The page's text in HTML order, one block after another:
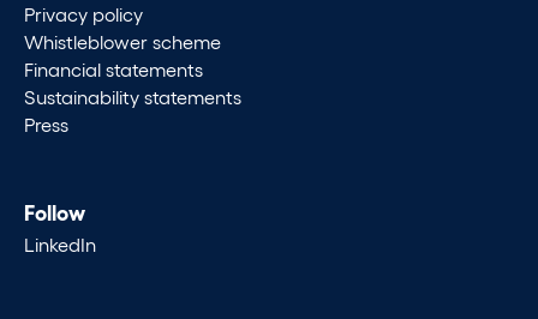
Privacy policy
Whistleblower scheme
Financial statements
Sustainability statements
Press
Follow
LinkedIn